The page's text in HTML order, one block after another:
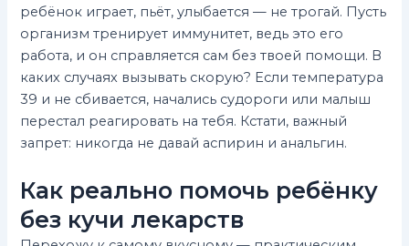
ребёнок играет, пьёт, улыбается — не трогай. Пусть
организм тренирует иммунитет, ведь это его
работа, и он справляется сам без твоей помощи. В
каких случаях вызывать скорую? Если температура
39 и не сбивается, начались судороги или малыш
перестал реагировать на тебя. Кстати, важный
запрет: никогда не давай аспирин и анальгин.
Как реально помочь ребёнку
без кучи лекарств